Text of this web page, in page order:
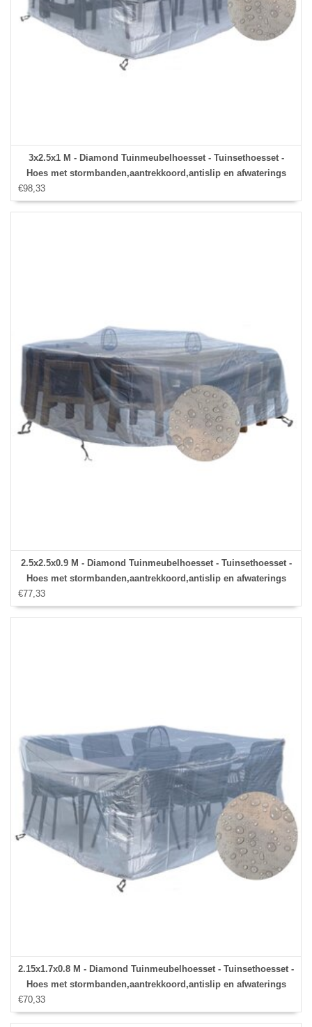
3x2.5x1 M - Diamond Tuinmeubelhoesset - Tuinsethoesset -
Hoes met stormbanden,aantrekkoord,antislip en afwaterings
€98,33
2.5x2.5x0.9 M - Diamond Tuinmeubelhoesset - Tuinsethoesset -
Hoes met stormbanden,aantrekkoord,antislip en afwaterings
€77,33
2.15x1.7x0.8 M - Diamond Tuinmeubelhoesset - Tuinsethoesset -
Hoes met stormbanden,aantrekkoord,antislip en afwaterings
€70,33